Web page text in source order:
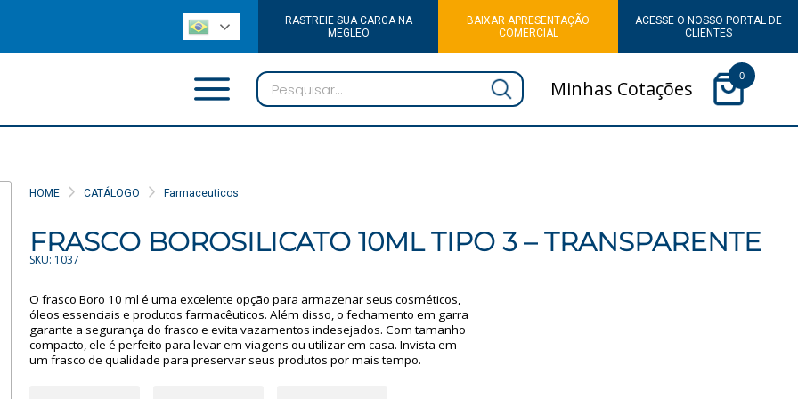
RASTREIE SUA CARGA NA
MEGLEO
BAIXAR APRESENTAÇÃO
COMERCIAL
ACESSE O NOSSO PORTAL DE
CLIENTES
Minhas Cotações
0
HOME CATÁLOGO Farmaceuticos
FRASCO BOROSILICATO 10ML TIPO 3 – TRANSPARENTE
SKU: 1037
O frasco Boro 10 ml é uma excelente opção para armazenar seus cosméticos,
óleos essenciais e produtos farmacêuticos. Além disso, o fechamento em garra
garante a segurança do frasco e evita vazamentos indesejados. Com tamanho
compacto, ele é perfeito para levar em viagens ou utilizar em casa. Invista em
um frasco de qualidade para preservar seus produtos por mais tempo.